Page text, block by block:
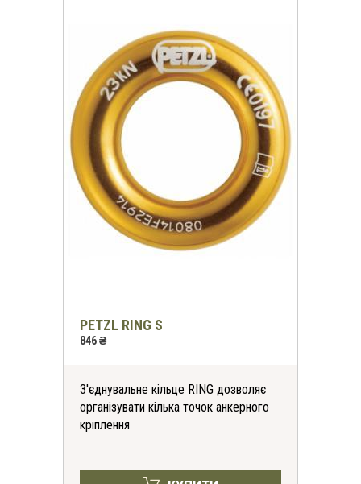
PETZL RING S
846 ₴
З'єднувальне кільце RING дозволяє
організувати кілька точок анкерного
кріплення